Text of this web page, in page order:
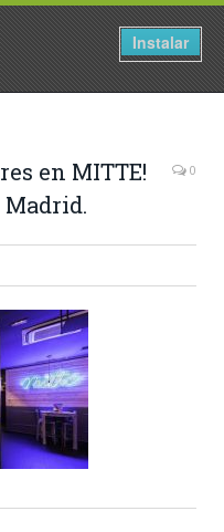
Instalar
en MITTE!
Madrid.
0